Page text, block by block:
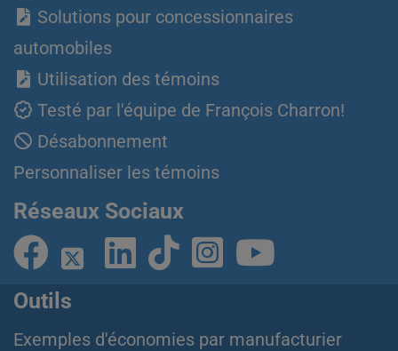
Solutions pour concessionnaires
automobiles
Utilisation des témoins
Testé par l'équipe de François Charron!
Désabonnement
Personnaliser les témoins
Réseaux Sociaux
Outils
Exemples d'économies par manufacturier